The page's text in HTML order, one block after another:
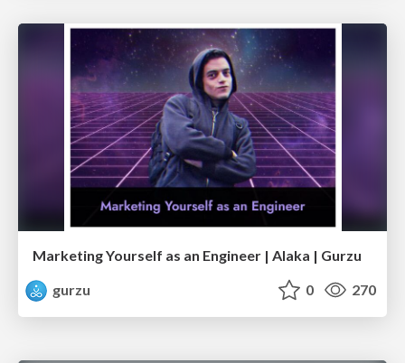
Marketing Yourself as an Engineer | Alaka | Gurzu
gurzu
0 270